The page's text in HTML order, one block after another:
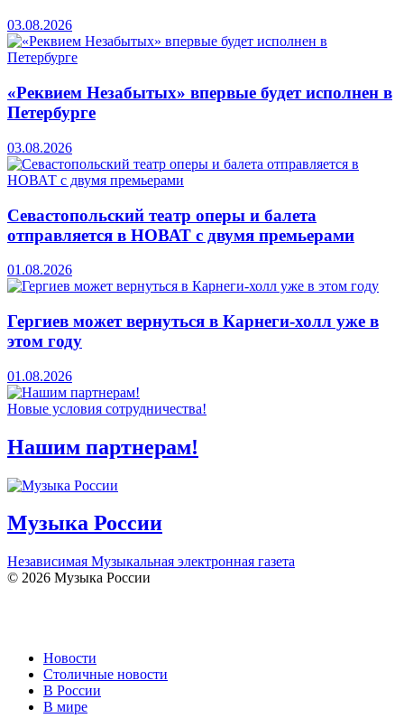
03.08.2026
«Реквием Незабытых» впервые будет исполнен в
Петербурге
03.08.2026
Севастопольский театр оперы и балета
отправляется в НОВАТ с двумя премьерами
01.08.2026
Гергиев может вернуться в Карнеги-холл уже в
этом году
01.08.2026
Новые условия сотрудничества!
Нашим партнерам!
Музыка России
Независимая Музыкальная электронная газета
© 2026 Музыка России
Новости
Столичные новости
В России
В мире